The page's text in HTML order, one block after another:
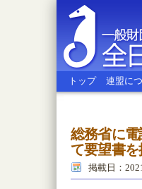
全日
トップ 連盟に
総務省に
て要望書を
掲載日：